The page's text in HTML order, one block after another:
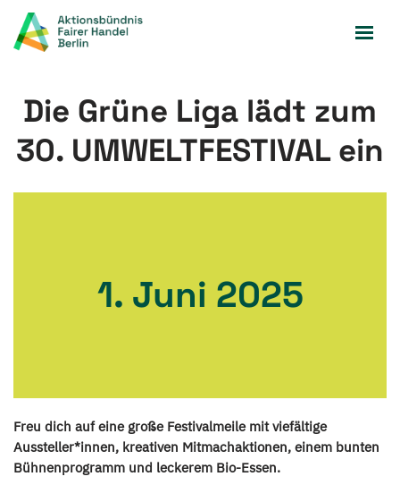
Zum
Die Grüne Liga lädt zum
30. UMWELTFESTIVAL ein
1. Juni 2025
Freu dich auf eine große Festivalmeile mit viefältige
Aussteller*innen, kreativen Mitmachaktionen, einem bunten
Bühnenprogramm und leckerem Bio-Essen.